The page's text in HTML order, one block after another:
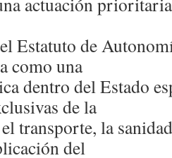
Estatuto de
como una
dentro del Estado
de la
transporte, la
del